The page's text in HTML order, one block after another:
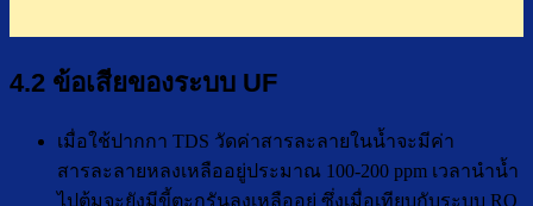
4.2 ข้อเสียของระบบ UF
เมื่อใช้ปากกา TDS วัดค่าสารละลายในน้ำจะมีค่า
สารละลายหลงเหลืออยู่ประมาณ 100-200 ppm เวลานำน้ำ
ไปต้มจะยังมีขี้ตะกรันลงเหลืออยู่ ซึ่งเมื่อเทียบกับระบบ RO